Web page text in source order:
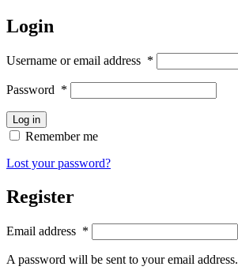
Login
Username or email address *
Password *
Log in
Remember me
Lost your password?
Register
Email address *
A password will be sent to your email address.